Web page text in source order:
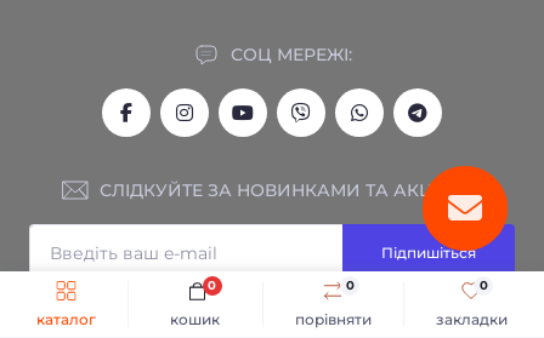
каталог порівняти
0
закладки
0
кошик
0
СОЦ МЕРЕЖІ:
СЛІДКУЙТЕ ЗА НОВИНКАМИ ТА АКЦІЯМИ:
Підпишіться
Я прочитав і згоден з вимогами